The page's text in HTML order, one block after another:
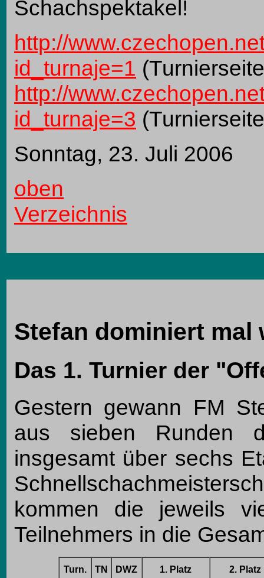
Schachspektakel!
http://
id_turnaje=1
http://
id_turnaje=3
Sonntag, 23. Juli 2006
oben
Verzeichnis
Stefan dominiert mal
Das 1. Turnier der
Gestern gewann FM
aus sieben Runden
insgesamt über sechs
kommen die jeweils
Teilnehmers in die
Turn.X
TN DWZ 1. Platz 2. Platz